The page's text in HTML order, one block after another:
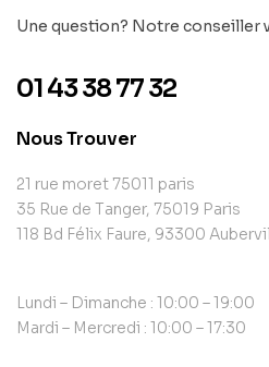
Une question? Notre conseiller
01 43 38 77 32
Nous Trouver
21 rue moret 75011 paris
35 Rue de Tanger, 75019 Paris
118 Bd Félix Faure, 93300
Lundi – Dimanche : 10:00 – 19:00
Mardi – Mercredi : 10:00 – 17:30